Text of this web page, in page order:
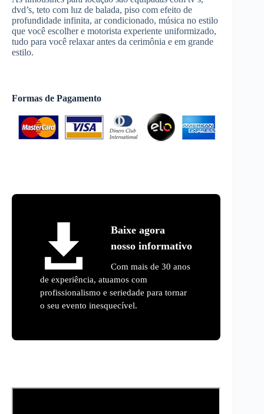
dvd’s, teto com luz de balada, piso com efeito de
profundidade infinita, ar condicionado, música no estilo
que você escolher e motorista experiente uniformizado,
tudo para você relaxar antes da cerimônia e em grande
estilo.
Formas de Pagamento
Baixe agora
nosso informativo
Com mais de 30 anos
de experiência, atuamos com
profissionalismo e seriedade para tornar
o seu evento inesquecível.